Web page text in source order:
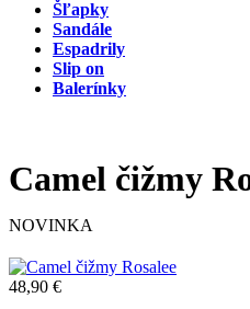
Šľapky
Sandále
Espadrily
Slip on
Balerínky
Camel čižmy
NOVINKA
48,90 €